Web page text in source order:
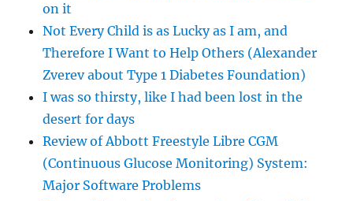
on it
Not Every Child is as Lucky as I am, and
Therefore I Want to Help Others (Alexander
Zverev about Type 1 Diabetes Foundation)
I was so thirsty, like I had been lost in the
desert for days
Review of Abbott Freestyle Libre CGM
(Continuous Glucose Monitoring) System:
Major Software Problems